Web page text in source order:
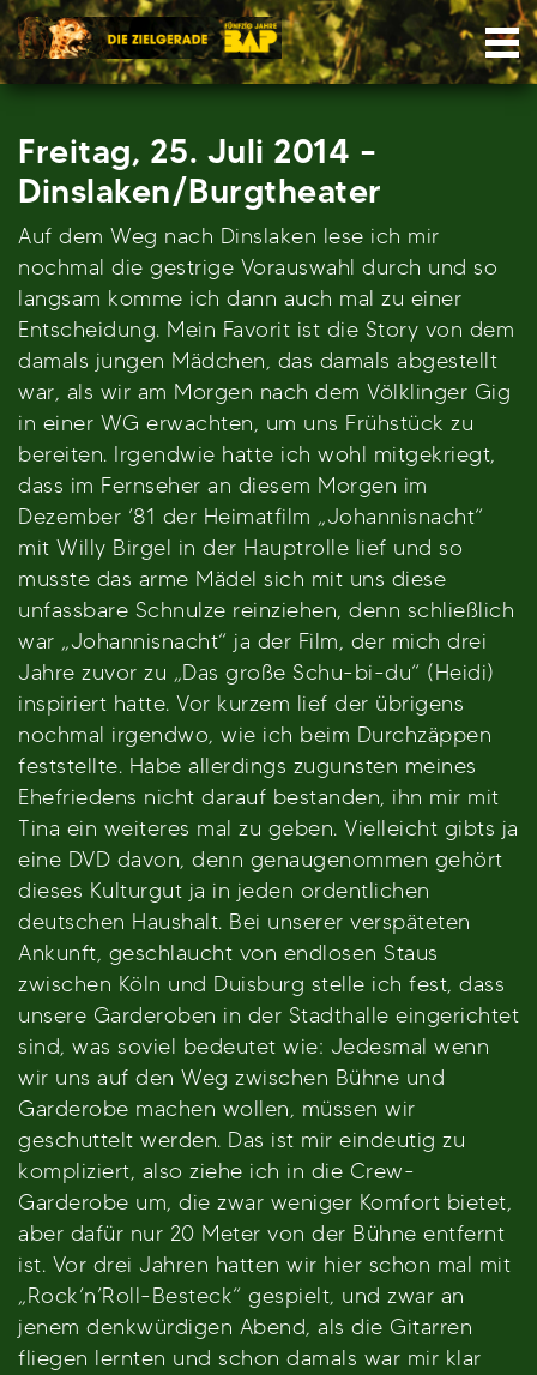
Skip
to
content
Freitag, 25. Juli 2014 –
Dinslaken/Burgtheater
Auf dem Weg nach Dinslaken lese ich mir
nochmal die gestrige Vorauswahl durch und so
langsam komme ich dann auch mal zu einer
Entscheidung. Mein Favorit ist die Story von dem
damals jungen Mädchen, das damals abgestellt
war, als wir am Morgen nach dem Völklinger Gig
in einer WG erwachten, um uns Frühstück zu
bereiten. Irgendwie hatte ich wohl mitgekriegt,
dass im Fernseher an diesem Morgen im
Dezember ’81 der Heimatfilm „Johannisnacht“
mit Willy Birgel in der Hauptrolle lief und so
musste das arme Mädel sich mit uns diese
unfassbare Schnulze reinziehen, denn schließlich
war „Johannisnacht“ ja der Film, der mich drei
Jahre zuvor zu „Das große Schu-bi-du“ (Heidi)
inspiriert hatte. Vor kurzem lief der übrigens
nochmal irgendwo, wie ich beim Durchzäppen
feststellte. Habe allerdings zugunsten meines
Ehefriedens nicht darauf bestanden, ihn mir mit
Tina ein weiteres mal zu geben. Vielleicht gibts ja
eine DVD davon, denn genaugenommen gehört
dieses Kulturgut ja in jeden ordentlichen
deutschen Haushalt. Bei unserer verspäteten
Ankunft, geschlaucht von endlosen Staus
zwischen Köln und Duisburg stelle ich fest, dass
unsere Garderoben in der Stadthalle eingerichtet
sind, was soviel bedeutet wie: Jedesmal wenn
wir uns auf den Weg zwischen Bühne und
Garderobe machen wollen, müssen wir
geschuttelt werden. Das ist mir eindeutig zu
kompliziert, also ziehe ich in die Crew-
Garderobe um, die zwar weniger Komfort bietet,
aber dafür nur 20 Meter von der Bühne entfernt
ist. Vor drei Jahren hatten wir hier schon mal mit
„Rock’n’Roll-Besteck“ gespielt, und zwar an
jenem denkwürdigen Abend, als die Gitarren
fliegen lernten und schon damals war mir klar